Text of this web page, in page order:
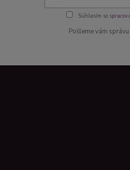
Súhlasím so
Pošleme vám